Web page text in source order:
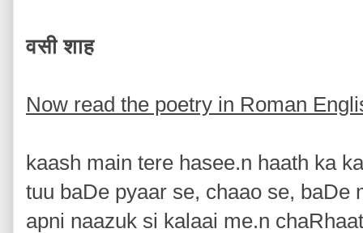
वसी शाह
Now read the poetry in Roman
kaash main tere hasee.n haath ka
tuu baDe pyaar se, chaao se, baDe
apni naazuk si kalaai me.n